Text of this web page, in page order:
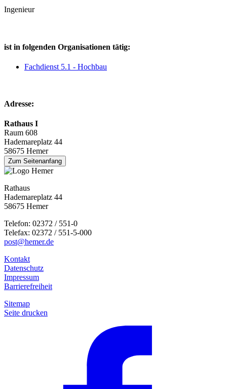
Ingenieur
ist in folgenden Organisationen tätig:
Fachdienst 5.1 - Hochbau
Adresse:
Rathaus I
Raum 608
Hademareplatz 44
58675 Hemer
Zum Seitenanfang
Rathaus
Hademareplatz 44
58675 Hemer
Telefon: 02372 / 551-0
Telefax: 02372 / 551-5-000
post@hemer.de
Kontakt
Datenschutz
Impressum
Barrierefreiheit
Sitemap
Seite drucken